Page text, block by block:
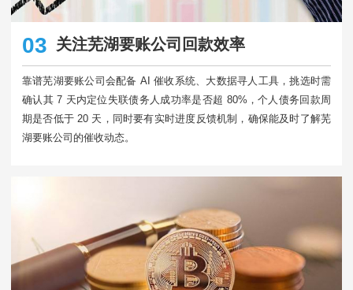
03 关注芜湖要账公司回款效率
靠谱芜湖要账公司会配备 AI 催收系统、大数据寻人工具，挑选时需
确认其 7 天内定位失联债务人成功率是否超 80%，个人债务回款周
期是否低于 20 天，同时要有实时进度反馈机制，确保能及时了解芜
湖要账公司的催收动态。​